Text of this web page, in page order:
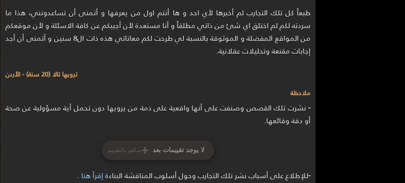
طبعاً كل تلك التجارب لم أخبرها لأي احد و ها أنتم اول من يعرفها و أتمنى أن تساعدونني، هذا ما
سردته لكم لم اختلق اي شئ من ذاتي مطلقاً و أنا مستعدة لأن أجيبكم عن كافة الاسئلة و لأن موقعكم
من المواقع المفضلة و الموثوقة بالنسبة لي طرحت لكم معاناتي هذه ذات ال8 سنين و أتمنى أن أجد
إجابات مقنعة وتحليلات عقلانية.
ترويها تالا (20 سنة) - الأردن
ملاحظة
-نشرت تلك القصص وصنفت على أنها واقعية على ذمة من يرويها دون تحمل أية مسؤولية عن صحة
أو دقة وقائعها.
لا يوجد تقييمات بعد +ساهم بالتقييم
-للإطلاع على أسباب نشر تلك التجارب وحول أسلوب المناقشة البناءةإقرأ هنا .